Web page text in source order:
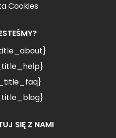
Cookies
SIĘ Z NAMI